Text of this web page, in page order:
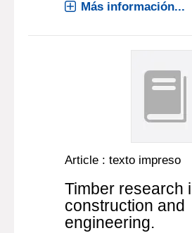
Más información...
Article : texto impreso
Timber research
construction and
engineering.